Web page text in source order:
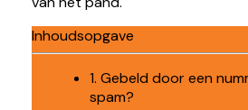
Inhoudsopgave
1. Gebeld door een
spam?